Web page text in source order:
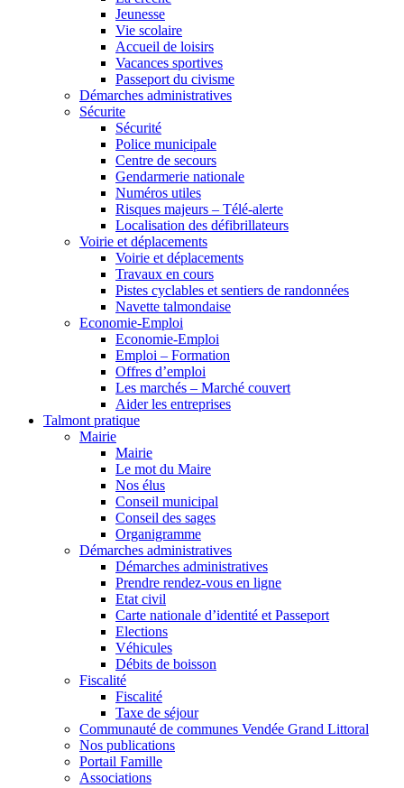
Jeunesse
Vie scolaire
Accueil de loisirs
Vacances sportives
Passeport du civisme
Démarches administratives
Sécurite
Sécurité
Police municipale
Centre de secours
Gendarmerie nationale
Numéros utiles
Risques majeurs – Télé-alerte
Localisation des défibrillateurs
Voirie et déplacements
Voirie et déplacements
Travaux en cours
Pistes cyclables et sentiers de randonnées
Navette talmondaise
Economie-Emploi
Economie-Emploi
Emploi – Formation
Offres d’emploi
Les marchés – Marché couvert
Aider les entreprises
Talmont pratique
Mairie
Mairie
Le mot du Maire
Nos élus
Conseil municipal
Conseil des sages
Organigramme
Démarches administratives
Démarches administratives
Prendre rendez-vous en ligne
Etat civil
Carte nationale d’identité et Passeport
Elections
Véhicules
Débits de boisson
Fiscalité
Fiscalité
Taxe de séjour
Communauté de communes Vendée Grand Littoral
Nos publications
Portail Famille
Associations